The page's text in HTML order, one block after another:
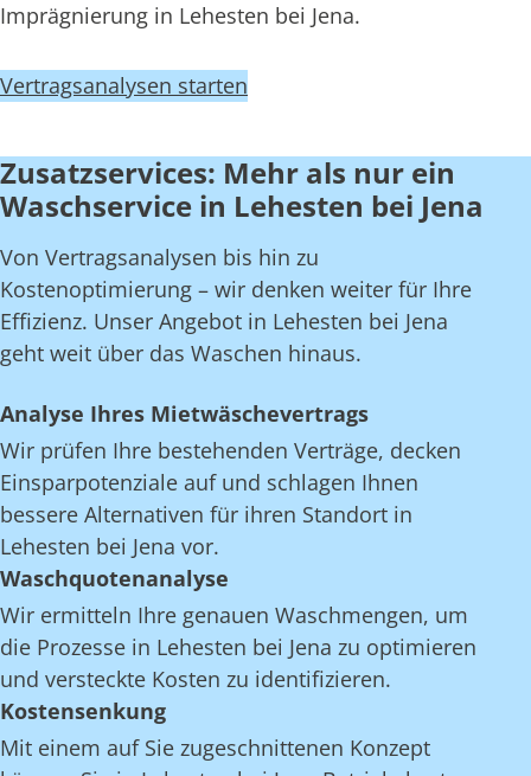
Imprägnierung in Lehesten bei Jena.
Vertragsanalysen starten
Zusatzservices: Mehr als nur ein
Waschservice in Lehesten bei Jena
Von Vertragsanalysen bis hin zu
Kostenoptimierung – wir denken weiter für Ihre
Effizienz. Unser Angebot in Lehesten bei Jena
geht weit über das Waschen hinaus.
Analyse Ihres Mietwäschevertrags
Wir prüfen Ihre bestehenden Verträge, decken
Einsparpotenziale auf und schlagen Ihnen
bessere Alternativen für ihren Standort in
Lehesten bei Jena vor.
Waschquotenanalyse
Wir ermitteln Ihre genauen Waschmengen, um
die Prozesse in Lehesten bei Jena zu optimieren
und versteckte Kosten zu identifizieren.
Kostensenkung
Mit einem auf Sie zugeschnittenen Konzept